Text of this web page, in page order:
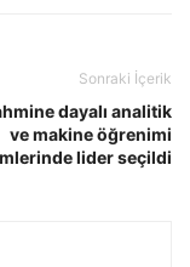
Sonraki İçerik
dayalı analitik
ve makine öğrenimi
lider seçildi